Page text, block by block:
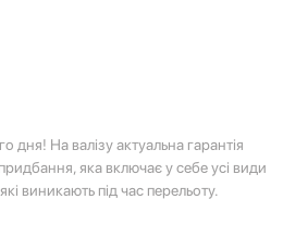
На валізу актуальна гарантія
яка включає у себе усі види
виникають під час перельоту.